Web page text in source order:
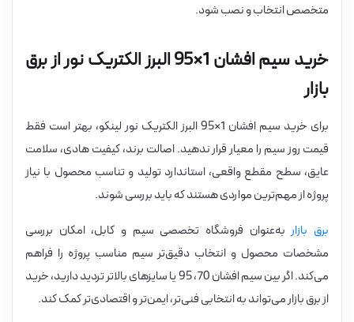
متخصص انتخاب و نصب شود.
خرید سیم افشان 1×95 البرز الکتریک نور از برق
بازار
برای خرید سیم افشان 1×95 البرز الکتریک نور لینکو، بهتر است فقط
قیمت روز سیم را معیار قرار ندهید. اصالت برند، کیفیت هادی، سلامت
عایق، سطح مقطع واقعی، استاندارد تولید و تناسب محصول با نیاز
پروژه از مهم‌ترین مواردی هستند که باید بررسی شوند.
برق بازاربه‌عنوان فروشگاه تخصصی سیم و کابل، امکان بررسی
مشخصات محصول و انتخاب دقیق‌تر سیم مناسب پروژه را فراهم
می‌کند. اگر بین سیم افشان 70، 95 یا سایزهای بالاتر تردید دارید، خرید
از برق بازار می‌تواند به انتخابی فنی‌تر، ایمن‌تر و اقتصادی‌تر کمک کند.